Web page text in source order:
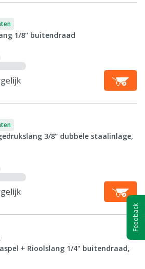
1/8” buitendraad
3/8“ dubbele staalinlage,
+ Rioolslang 1/4" buitendraad,
Feedback